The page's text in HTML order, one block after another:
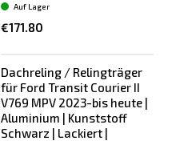
€171.80
Auf Lager
Dachreling / Relingträger
für Ford Transit Courier II
V769 MPV 2023-bis heute |
Aluminium | Kunststoff
Schwarz | Lackiert |